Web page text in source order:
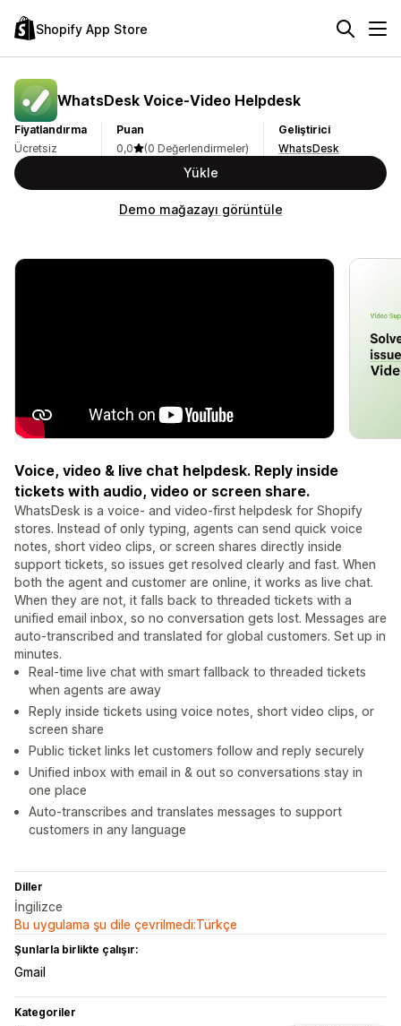
Shopify App Store
WhatsDesk Voice‑Video Helpdesk
Fiyatlandırma
Ücretsiz
Puan
0,0
(0 Değerlendirmeler)
Geliştirici
WhatsDesk
Yükle
Demo mağazayı görüntüle
Voice, video & live chat helpdesk. Reply inside
tickets with audio, video or screen share.
WhatsDesk is a voice- and video-first helpdesk for Shopify
stores. Instead of only typing, agents can send quick voice
notes, short video clips, or screen shares directly inside
support tickets, so issues get resolved clearly and fast. When
both the agent and customer are online, it works as live chat.
When they are not, it falls back to threaded tickets with a
unified email inbox, so no conversation gets lost. Messages are
auto-transcribed and translated for global customers. Set up in
minutes.
Real-time live chat with smart fallback to threaded tickets
when agents are away
Reply inside tickets using voice notes, short video clips, or
screen share
Public ticket links let customers follow and reply securely
Unified inbox with email in & out so conversations stay in
one place
Auto-transcribes and translates messages to support
customers in any language
Diller
İngilizce
Bu uygulama şu dile çevrilmedi:Türkçe
Şunlarla birlikte çalışır:
Gmail
Kategoriler